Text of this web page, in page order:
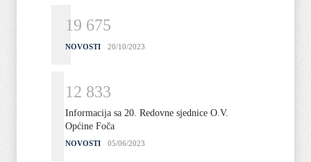
19 675
NOVOSTI 20/10/2023
12 833
Informacija sa 20. Redovne sjednice O.V.
Općine Foča
NOVOSTI 05/06/2023